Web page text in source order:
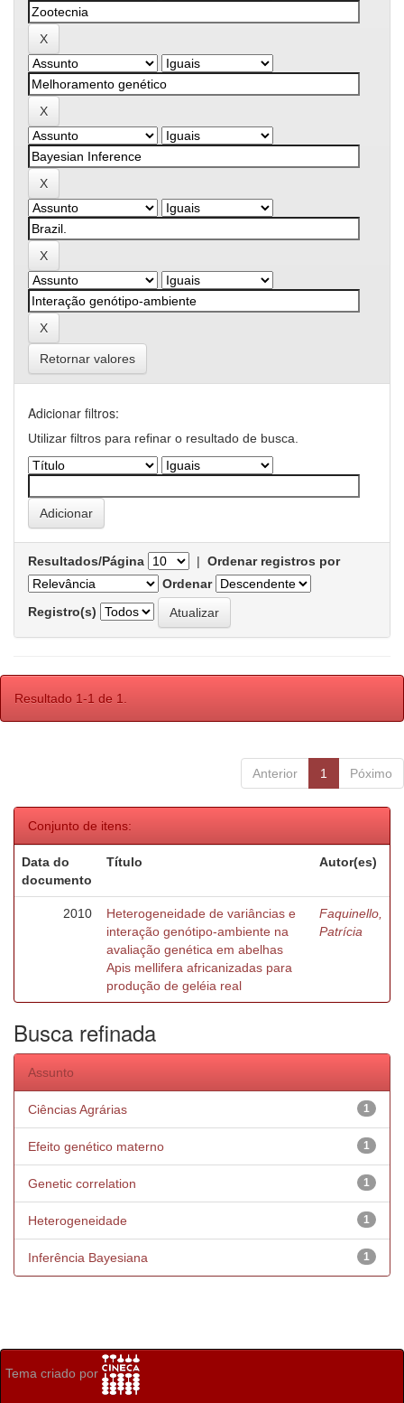
Retornar valores
Adicionar filtros:
Utilizar filtros para refinar o resultado de busca.
Resultados/Página | Ordenar registros por
Ordenar
Registro(s)
Resultado 1-1 de 1.
Anterior 1 Póximo
Conjunto de itens:
Data do
documento
Título Autor(es)
2010
Heterogeneidade de variâncias e
interação genótipo-ambiente na
avaliação genética em abelhas
Apis mellifera africanizadas para
produção de geléia real
Faquinello,
Patrícia
Busca refinada
Assunto
1
Ciências Agrárias
1
Efeito genético materno
1
Genetic correlation
1
Heterogeneidade
1
Inferência Bayesiana
Tema criado por